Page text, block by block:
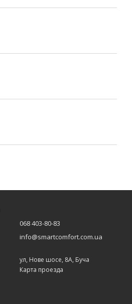
068 403-80-83
info@smartcomfort.com.ua
ул, Нове шосе, 8А, Буча
Карта проезда